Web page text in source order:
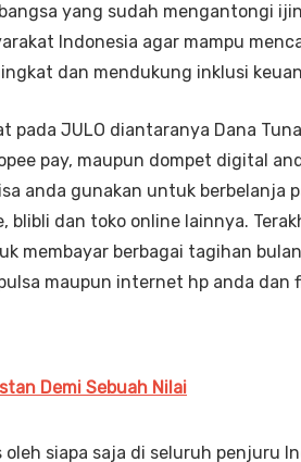
yang sudah mengantongi
Indonesia agar mampu
dan mendukung inklusi
pada JULO diantaranya Dana
pay, maupun dompet digital
anda gunakan untuk berbelanja
blibli dan toko online lainnya.
membayar berbagai tagihan
maupun internet hp anda
Demi Sebuah Nilai
oleh siapa saja di seluruh penjuru